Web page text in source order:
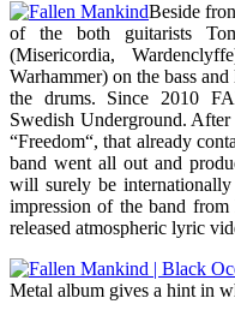
Beside
of the both guitarists
(Misericordia,
Warhammer) on the bass
the drums. Since 2010
Swedish Underground. After
“Freedom“, that already
band went all out and
will surely be
impression of the band
released atmospheric lyric
Metal album gives a hint in